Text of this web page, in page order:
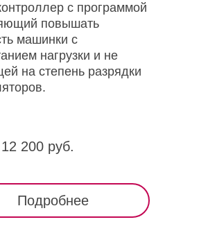
с программой
повышать
машинки с
нагрузки и не
на степень разрядки
12 200 руб.
Подробнее